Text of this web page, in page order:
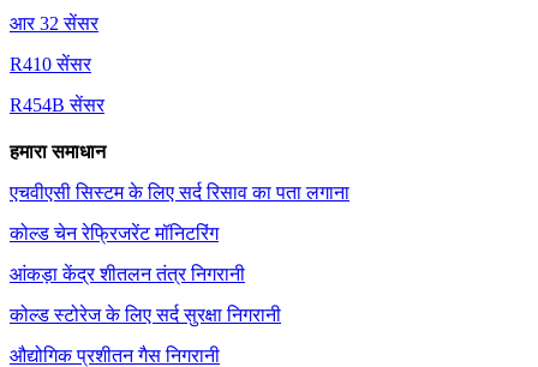
आर 32 सेंसर
R410 सेंसर
R454B सेंसर
हमारा समाधान
एचवीएसी सिस्टम के लिए सर्द रिसाव का पता लगाना
कोल्ड चेन रेफ्रिजरेंट मॉनिटरिंग
आंकड़ा केंद्र शीतलन तंत्र निगरानी
कोल्ड स्टोरेज के लिए सर्द सुरक्षा निगरानी
औद्योगिक प्रशीतन गैस निगरानी